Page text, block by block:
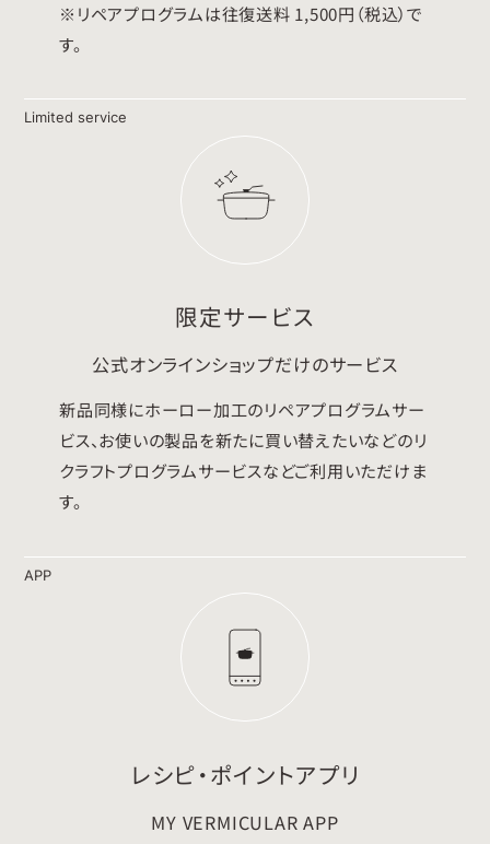
※リペアプログラムは往復送料 1,500円（税込）で
す。
Limited service
限定サービス
公式オンラインショップだけのサービス
新品同様にホーロー加工のリペアプログラムサー
ビス、お使いの製品を新たに買い替えたいなどのリ
クラフトプログラムサービスなどご利用いただけま
す。
APP
レシピ・ポイントアプリ
MY VERMICULAR APP